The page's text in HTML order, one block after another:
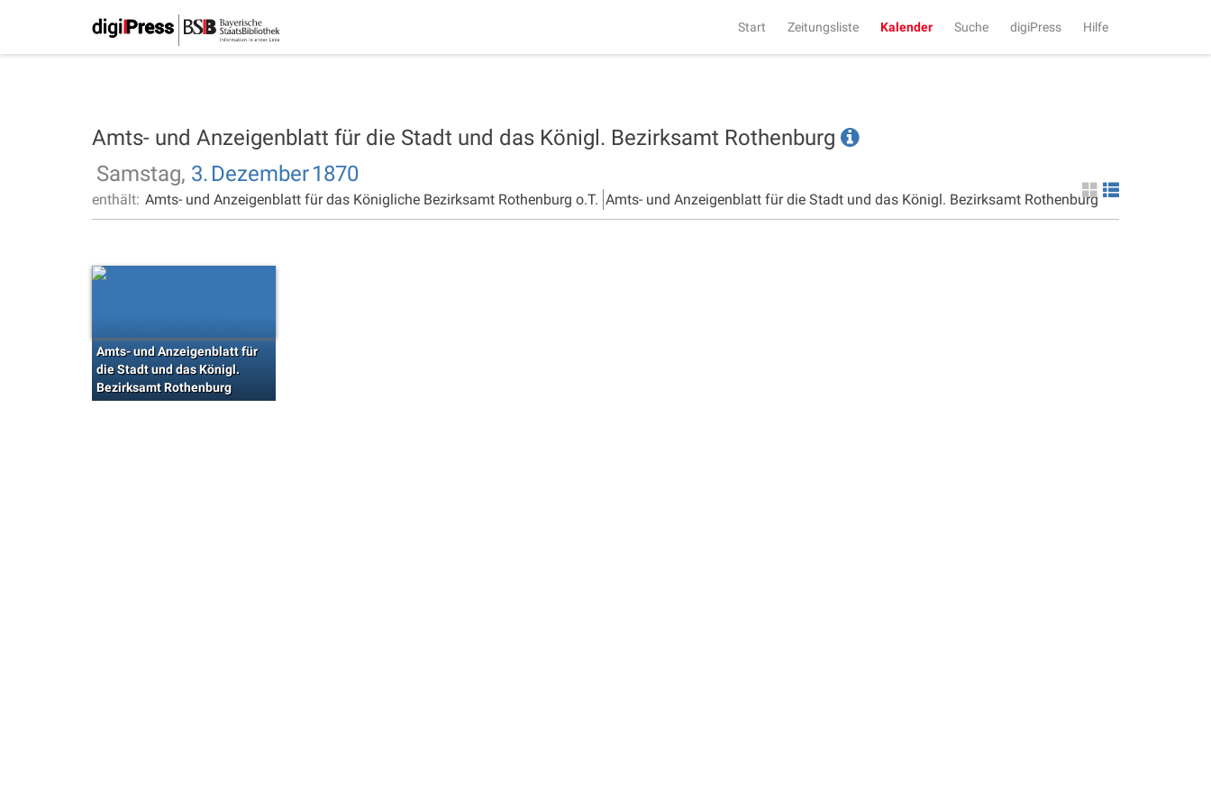
Start Zeitungsliste Kalender Suche digiPress Hilfe
Amts- und Anzeigenblatt für die Stadt und das Königl. Bezirksamt Rothenburg
Samstag, 3. Dezember1870
enthält: Amts- und Anzeigenblatt für das Königliche Bezirksamt Rothenburg o.T. Amts- und Anzeigenblatt für die Stadt und das Königl. Bezirksamt Rothenburg
Amts- und Anzeigenblatt für
die Stadt und das Königl.
Bezirksamt Rothenburg